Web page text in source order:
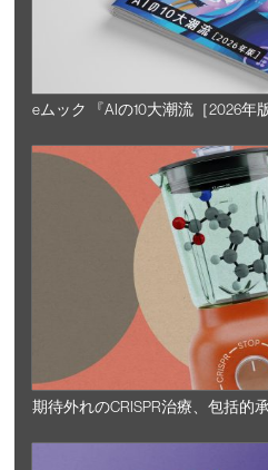
eムック 『AIの10大潮流［2026年
期待外れのCRISPR治療、包括的